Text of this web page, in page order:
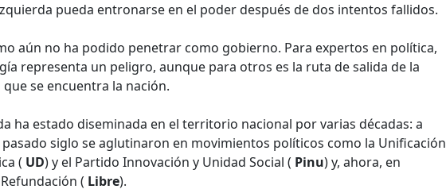
pueda entronarse en el poder después de dos intentos fallidos.
aún no ha podido penetrar como gobierno. Para expertos en política,
representa un peligro, aunque para otros es la ruta de salida de la
que se encuentra la nación.
ha estado diseminada en el territorio nacional por varias décadas: a
siglo se aglutinaron en movimientos políticos como la Unificación
( UD) y el Partido Innovación y Unidad Social ( Pinu) y, ahora, en
( Libre).